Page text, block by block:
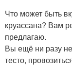
Что может быть
круассана? Вам
предлагаю.
Вы ещё ни разу
тесто,